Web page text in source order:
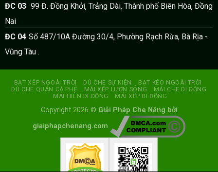
ĐC 03: 99 Đ. Đồng Khởi, Trảng Dài, Thành phố Biên Hòa, Đồng
Nai
ĐC 04: Số 487/10A Đường 30/4, Phường Rạch Rừa, Bà Rịa -
Vũng Tàu .
BẠT XẾP NGOÀI TRỜI DÙ CHE SỰ KIỆN
BẠT KÉO NGOÀI TRỜI
DÙ CHE QUÁN CÀ PHÊ
MÁI XẾP LƯỢN SÓNG
MÁI CHE DI ĐỘNG
MÁI HIÊN DI ĐỘNG
MÁI XẾP DI ĐỘNG
Copyright 2026 © Giải Pháp Che Nắng bởi
giaiphapchenang.com